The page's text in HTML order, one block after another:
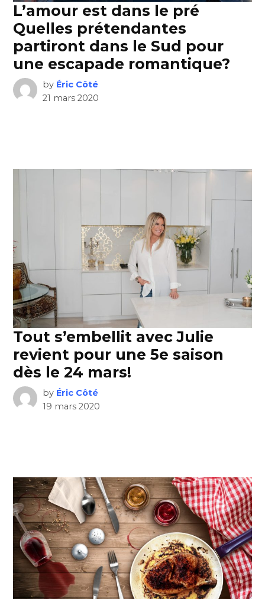
L’amour est dans le pré
Quelles prétendantes
partiront dans le Sud pour
une escapade romantique?
by Éric Côté
21 mars 2020
Tout s’embellit avec Julie
revient pour une 5e saison
dès le 24 mars!
by Éric Côté
19 mars 2020